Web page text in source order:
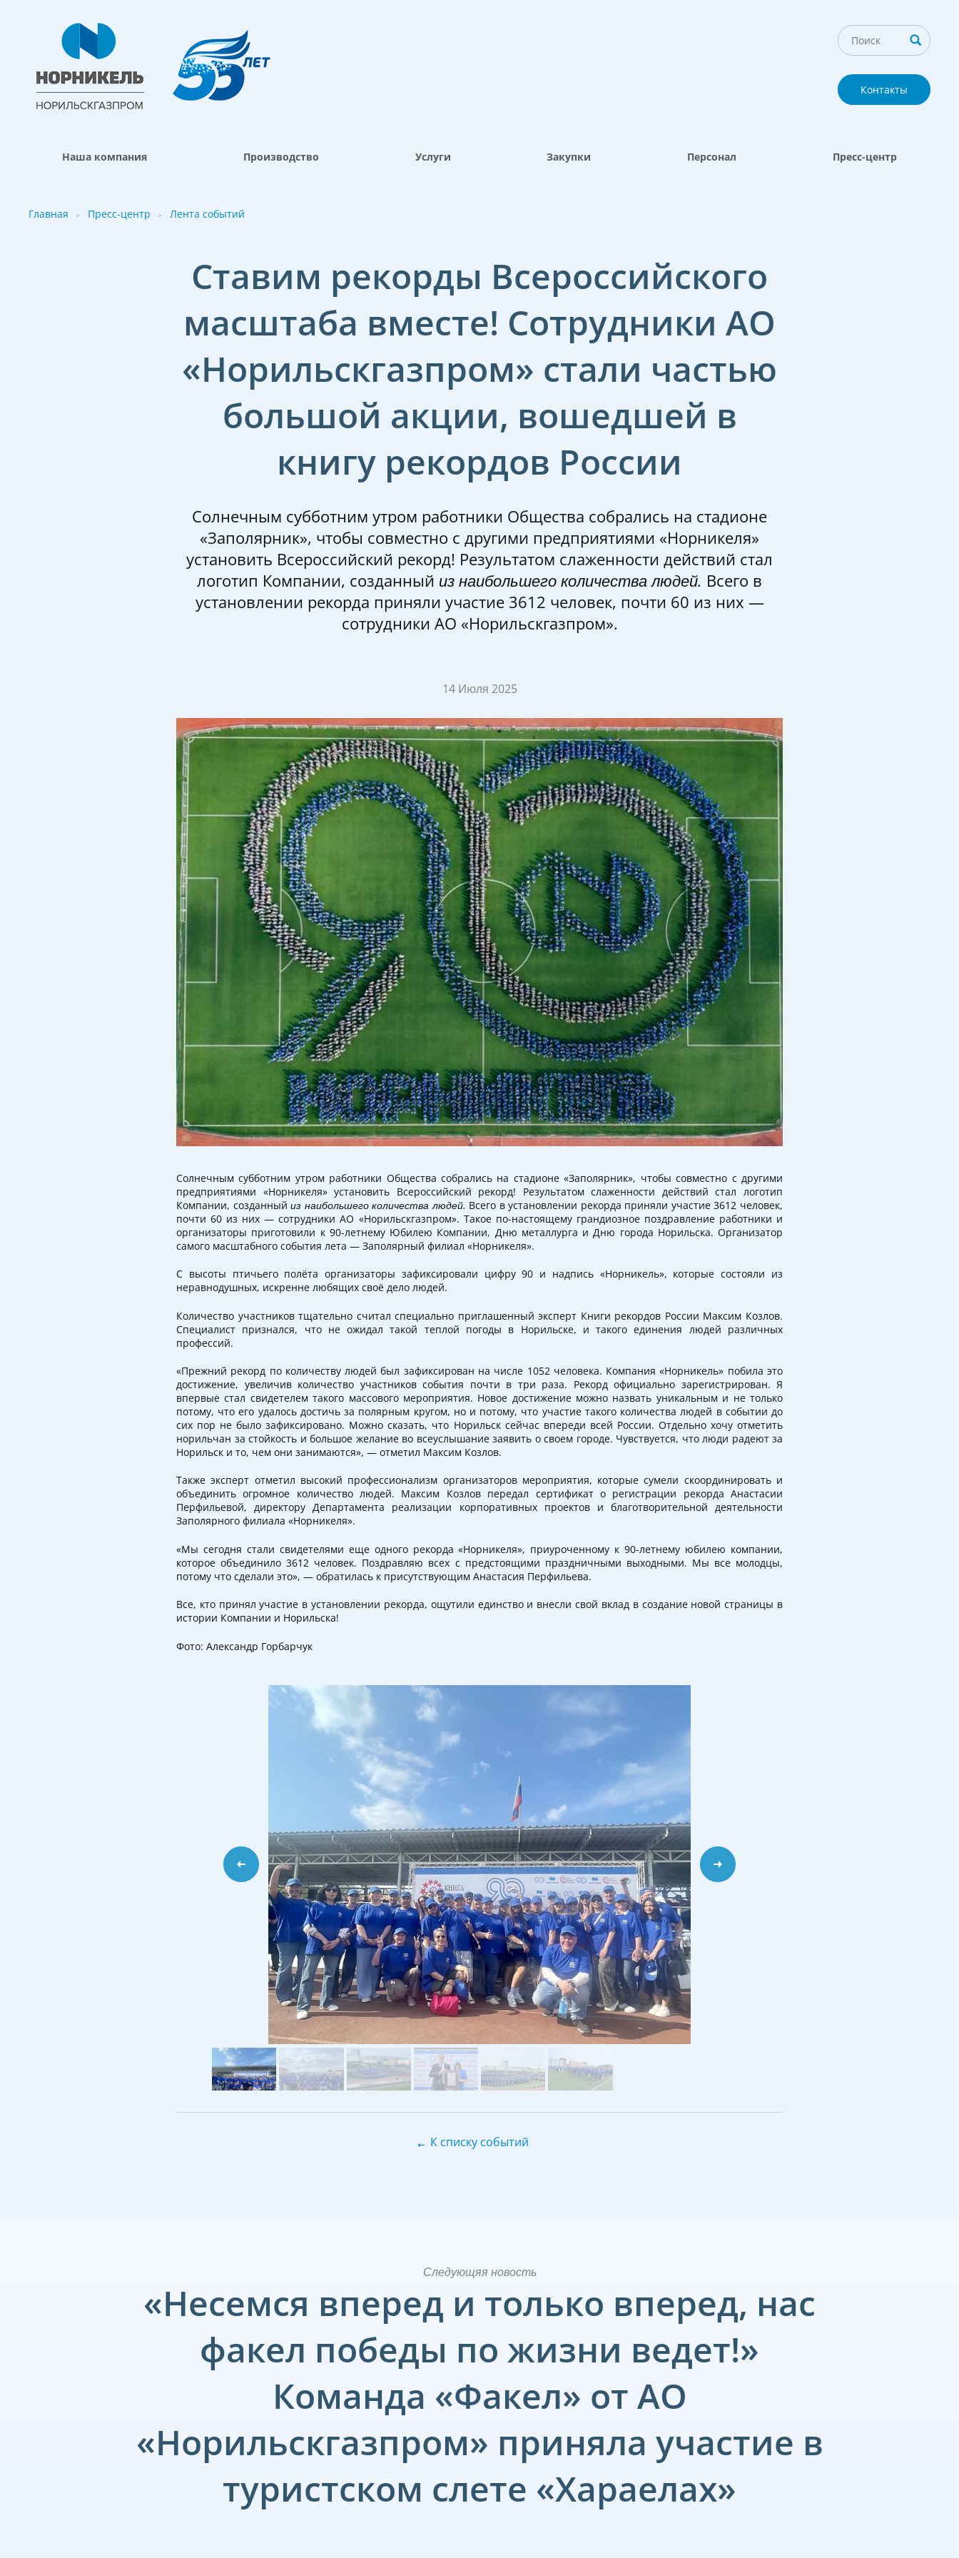
Контакты
Наша компания Производство Услуги Закупки Персонал Пресс-центр
Главная > Пресс-центр > Лента событий
Ставим рекорды Всероссийского
масштаба вместе! Сотрудники АО
«Норильскгазпром» стали частью
большой акции, вошедшей в
книгу рекордов России
Солнечным субботним утром работники Общества собрались на стадионе
«Заполярник», чтобы совместно с другими предприятиями «Норникеля»
установить Всероссийский рекорд! Результатом слаженности действий стал
логотип Компании, созданный из наибольшего количества людей. Всего в
установлении рекорда приняли участие 3612 человек, почти 60 из них —
сотрудники АО «Норильскгазпром».
14 Июля 2025
Солнечным субботним утром работники Общества собрались на стадионе «Заполярник», чтобы совместно с другими
предприятиями «Норникеля» установить Всероссийский рекорд! Результатом слаженности действий стал логотип
Компании, созданныйиз наибольшего количества людей. Всего в установлении рекорда приняли участие 3612 человек,
почти 60 из них — сотрудники АО «Норильскгазпром». Такое по-настоящему грандиозное поздравление работники и
организаторы приготовили к 90-летнему Юбилею Компании, Дню металлурга и Дню города Норильска. Организатор
самого масштабного события лета — Заполярный филиал «Норникеля».
С высоты птичьего полёта организаторы зафиксировали цифру 90 и надпись «Норникель», которые состояли из
неравнодушных, искренне любящих своё дело людей.
Количество участников тщательно считал специально приглашенный эксперт Книги рекордов России Максим Козлов.
Специалист признался, что не ожидал такой теплой погоды в Норильске, и такого единения людей различных
профессий.
«Прежний рекорд по количеству людей был зафиксирован на числе 1052 человека. Компания «Норникель» побила это
достижение, увеличив количество участников события почти в три раза. Рекорд официально зарегистрирован. Я
впервые стал свидетелем такого массового мероприятия. Новое достижение можно назвать уникальным и не только
потому, что его удалось достичь за полярным кругом, но и потому, что участие такого количества людей в событии до
сих пор не было зафиксировано. Можно сказать, что Норильск сейчас впереди всей России. Отдельно хочу отметить
норильчан за стойкость и большое желание во всеуслышание заявить о своем городе. Чувствуется, что люди радеют за
Норильск и то, чем они занимаются», — отметил Максим Козлов.
Также эксперт отметил высокий профессионализм организаторов мероприятия, которые сумели скоординировать и
объединить огромное количество людей. Максим Козлов передал сертификат о регистрации рекорда Анастасии
Перфильевой, директору Департамента реализации корпоративных проектов и благотворительной деятельности
Заполярного филиала «Норникеля».
«Мы сегодня стали свидетелями еще одного рекорда «Норникеля», приуроченному к 90-летнему юбилею компании,
которое объединило 3612 человек. Поздравляю всех с предстоящими праздничными выходными. Мы все молодцы,
потому что сделали это», — обратилась к присутствующим Анастасия Перфильева.
Все, кто принял участие в установлении рекорда, ощутили единство и внесли свой вклад в создание новой страницы в
истории Компании и Норильска!
Фото: Александр Горбарчук
← К списку событий
Следующяя новость
«Несемся вперед и только вперед, нас
факел победы по жизни ведет!»
Команда «Факел» от АО
«Норильскгазпром» приняла участие в
туристском слете «Хараелах»